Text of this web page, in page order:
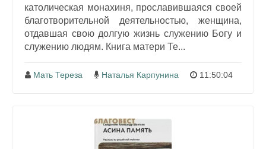
католическая монахиня, прославившаяся своей
благотворительной деятельностью, женщина,
отдавшая свою долгую жизнь служению Богу и
служению людям. Книга матери Те...
Мать Тереза Наталья Карпунина 11:50:04